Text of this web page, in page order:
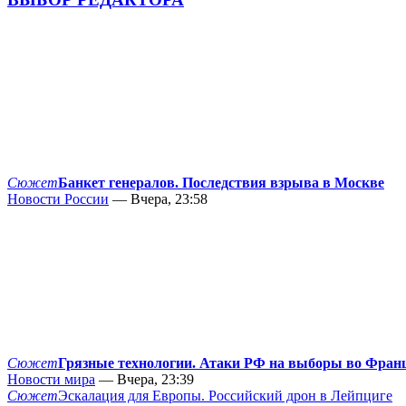
СюжетБанкет генералов. Последствия взрыва в Москве
Новости России — Вчера, 23:58
СюжетГрязные технологии. Атаки РФ на выборы во
Новости мира — Вчера, 23:39
СюжетЭскалация для Европы. Российский дрон в Лейпциге